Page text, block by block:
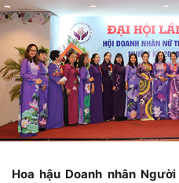
Hoa hậu Doanh nhân